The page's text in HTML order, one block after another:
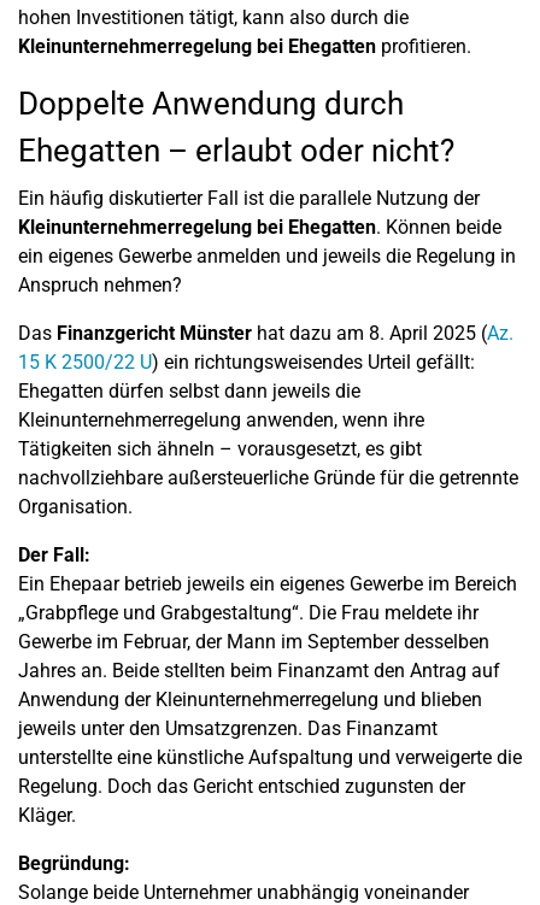
hohen Investitionen tätigt, kann also durch die
Kleinunternehmerregelung bei Ehegatten profitieren.
Doppelte Anwendung durch
Ehegatten – erlaubt oder nicht?
Ein häufig diskutierter Fall ist die parallele Nutzung der
Kleinunternehmerregelung bei Ehegatten. Können beide
ein eigenes Gewerbe anmelden und jeweils die Regelung in
Anspruch nehmen?
Das Finanzgericht Münster hat dazu am 8. April 2025 (Az.
15 K 2500/22 U) ein richtungsweisendes Urteil gefällt:
Ehegatten dürfen selbst dann jeweils die
Kleinunternehmerregelung anwenden, wenn ihre
Tätigkeiten sich ähneln – vorausgesetzt, es gibt
nachvollziehbare außersteuerliche Gründe für die getrennte
Organisation.
Der Fall:
Ein Ehepaar betrieb jeweils ein eigenes Gewerbe im Bereich
„Grabpflege und Grabgestaltung“. Die Frau meldete ihr
Gewerbe im Februar, der Mann im September desselben
Jahres an. Beide stellten beim Finanzamt den Antrag auf
Anwendung der Kleinunternehmerregelung und blieben
jeweils unter den Umsatzgrenzen. Das Finanzamt
unterstellte eine künstliche Aufspaltung und verweigerte die
Regelung. Doch das Gericht entschied zugunsten der
Kläger.
Begründung:
Solange beide Unternehmer unabhängig voneinander